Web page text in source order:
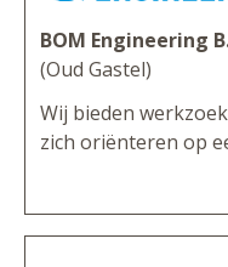
BOM Engineering
(Oud Gastel)
Wij bieden
zich oriënteren op